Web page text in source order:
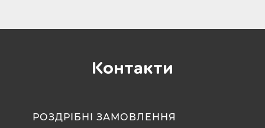
Контакти
РОЗДРІБНІ ЗАМОВЛЕННЯ